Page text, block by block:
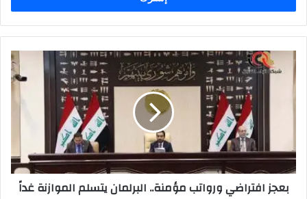
افتراضي
ورواتب
غداً
بعجز افتراضي ورواتب مؤمنة.. البرلمان يتسلم الموازنة غداً